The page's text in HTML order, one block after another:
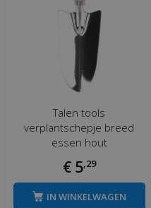
Talen tools
verplantschepje breed
essen hout
€ 5 29
IN WINKELWAGEN